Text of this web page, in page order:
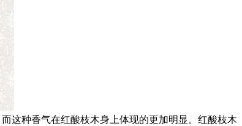
种香气在红酸枝木身上体现的更加明显。红酸枝木